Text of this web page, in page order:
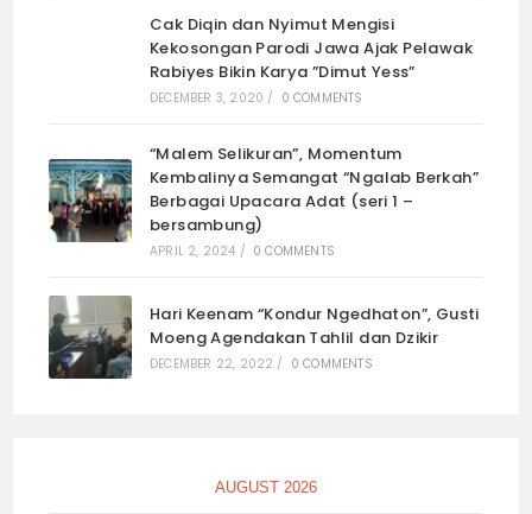
Cak Diqin dan Nyimut Mengisi
Kekosongan Parodi Jawa Ajak Pelawak
Rabiyes Bikin Karya ”Dimut Yess”
DECEMBER 3, 2020 / 0 COMMENTS
“Malem Selikuran”, Momentum
Kembalinya Semangat “Ngalab Berkah”
Berbagai Upacara Adat (seri 1 –
bersambung)
APRIL 2, 2024 / 0 COMMENTS
Hari Keenam “Kondur Ngedhaton”, Gusti
Moeng Agendakan Tahlil dan Dzikir
DECEMBER 22, 2022 / 0 COMMENTS
AUGUST 2026